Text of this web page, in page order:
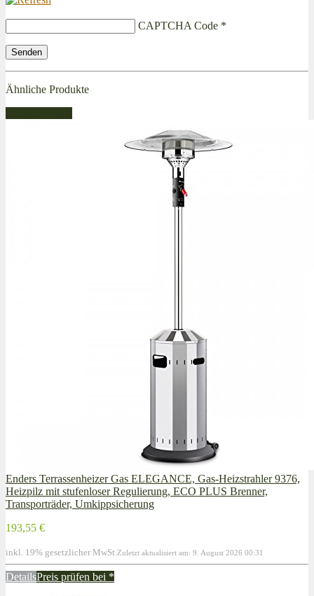
CAPTCHA Code *
Ähnliche Produkte
Enders Terrassenheizer Gas ELEGANCE, Gas-Heizstrahler 9376,
Heizpilz mit stufenloser Regulierung, ECO PLUS Brenner,
Transporträder, Umkippsicherung
193,55 €
inkl. 19% gesetzlicher MwSt. Zuletzt aktualisiert am: 9. August 2026 00:31
DetailsPreis prüfen bei *